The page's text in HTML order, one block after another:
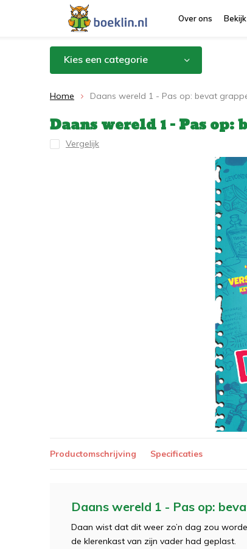
Over ons
Kies een categorie
Home Daans wereld 1 - Pas op: bevat
Daans wereld 1 - Pas op:
Vergelijk
Productomschrijving Specificaties
Daans wereld 1 - Pas op:
Daan wist dat dit weer zo’n dag zou
de klerenkast van zijn vader had geplast.